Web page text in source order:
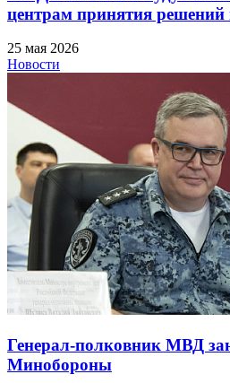
центрам принятия решений
25 мая 2026
Новости
Генерал-полковник МВД
Минобороны